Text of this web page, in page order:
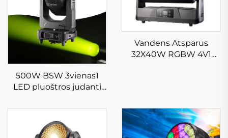
500W BSW 3vienas1
LED pluoštros judanti
Gobo pjovimas rampos
profilis su CTO CMY
efektu
Vandens Atsparus
32X40W RGBW 4V1
Tinkami Išoriniam
Architektūriniams
Objektams